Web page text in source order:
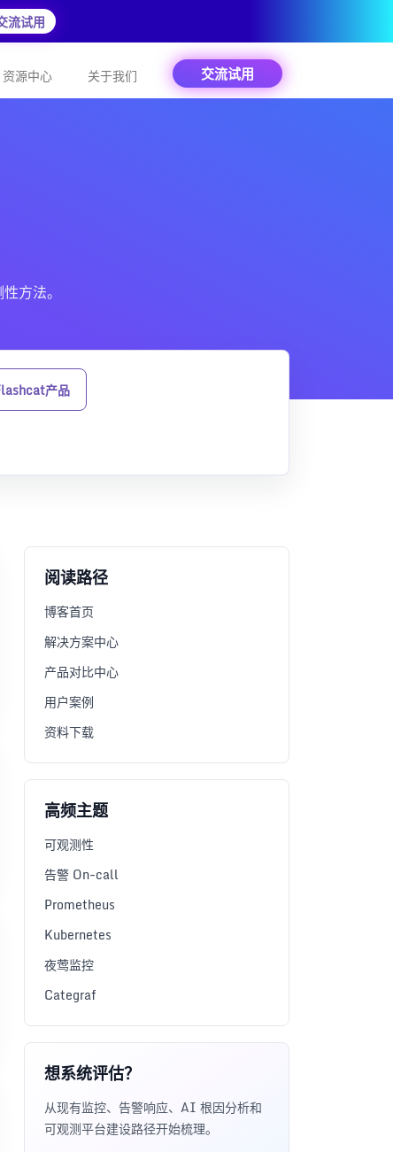
流试用
资源中心 关于我们 交流试用
方法。
产品
阅读路径
博客首页
解决方案中心
产品对比中心
用户案例
资料下载
高频主题
可观测性
告警 On-call
Prometheus
Kubernetes
夜莺监控
Categraf
想系统评估？
从现有监控、告警响应、AI 根因分析和
可观测平台建设路径开始梳理。